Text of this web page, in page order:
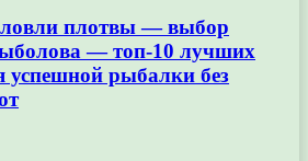
плотвы — выбор
— топ-10 лучших
успешной рыбалки без